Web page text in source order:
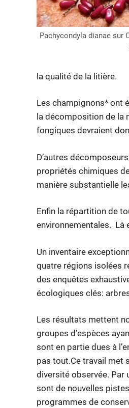
Pachycondyla dianae
la qualité de la litière.
Les champignons* ont
la décomposition de la
fongiques devraient
D’autres
propriétés chimiques
manière substantielle
Enfin la répartition de
environnementales. Là
Un inventaire
quatre régions isolées
des enquêtes
écologiques clés:
Les résultats mettent
groupes d’espèces
sont en partie dues à
pas tout.Ce travail met
diversité observée. Par
sont de nouvelles
programmes de